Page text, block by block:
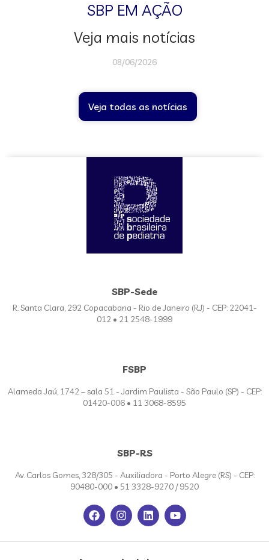
SBP EM AÇÃO
Veja mais notícias
08/06/2026
Veja todas as notícias
SBP-Sede
R. Santa Clara, 292 Copacabana - Rio de Janeiro (RJ) - CEP: 22041-
012 • 21 2548-1999
FSBP
Alameda Jaú, 1742 – sala 51 - Jardim Paulista - São Paulo (SP) - CEP:
01420-006 • 11 3068-8595
SBP-RS
Av. Carlos Gomes, 328/305 - Auxiliadora - Porto Alegre (RS) - CEP:
90480-000 • 51 3328-9270 / 9520